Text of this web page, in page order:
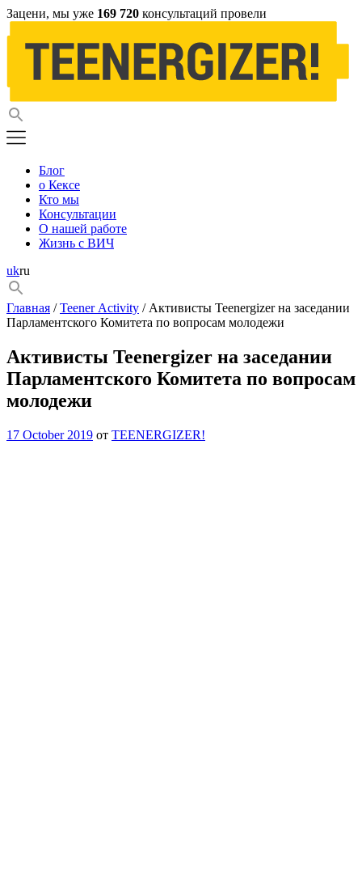
Зацени, мы уже 169 720 консультаций провели
Блог
о Кексе
Кто мы
Консультации
О нашей работе
Жизнь с ВИЧ
ukru
Главная /Teener Activity / Активисты Teenergizer на заседании
Парламентского Комитета по вопросам молодежи
Активисты Teenergizer на заседании
Парламентского Комитета по вопросам
молодежи
17 October 2019 от TEENERGIZER!